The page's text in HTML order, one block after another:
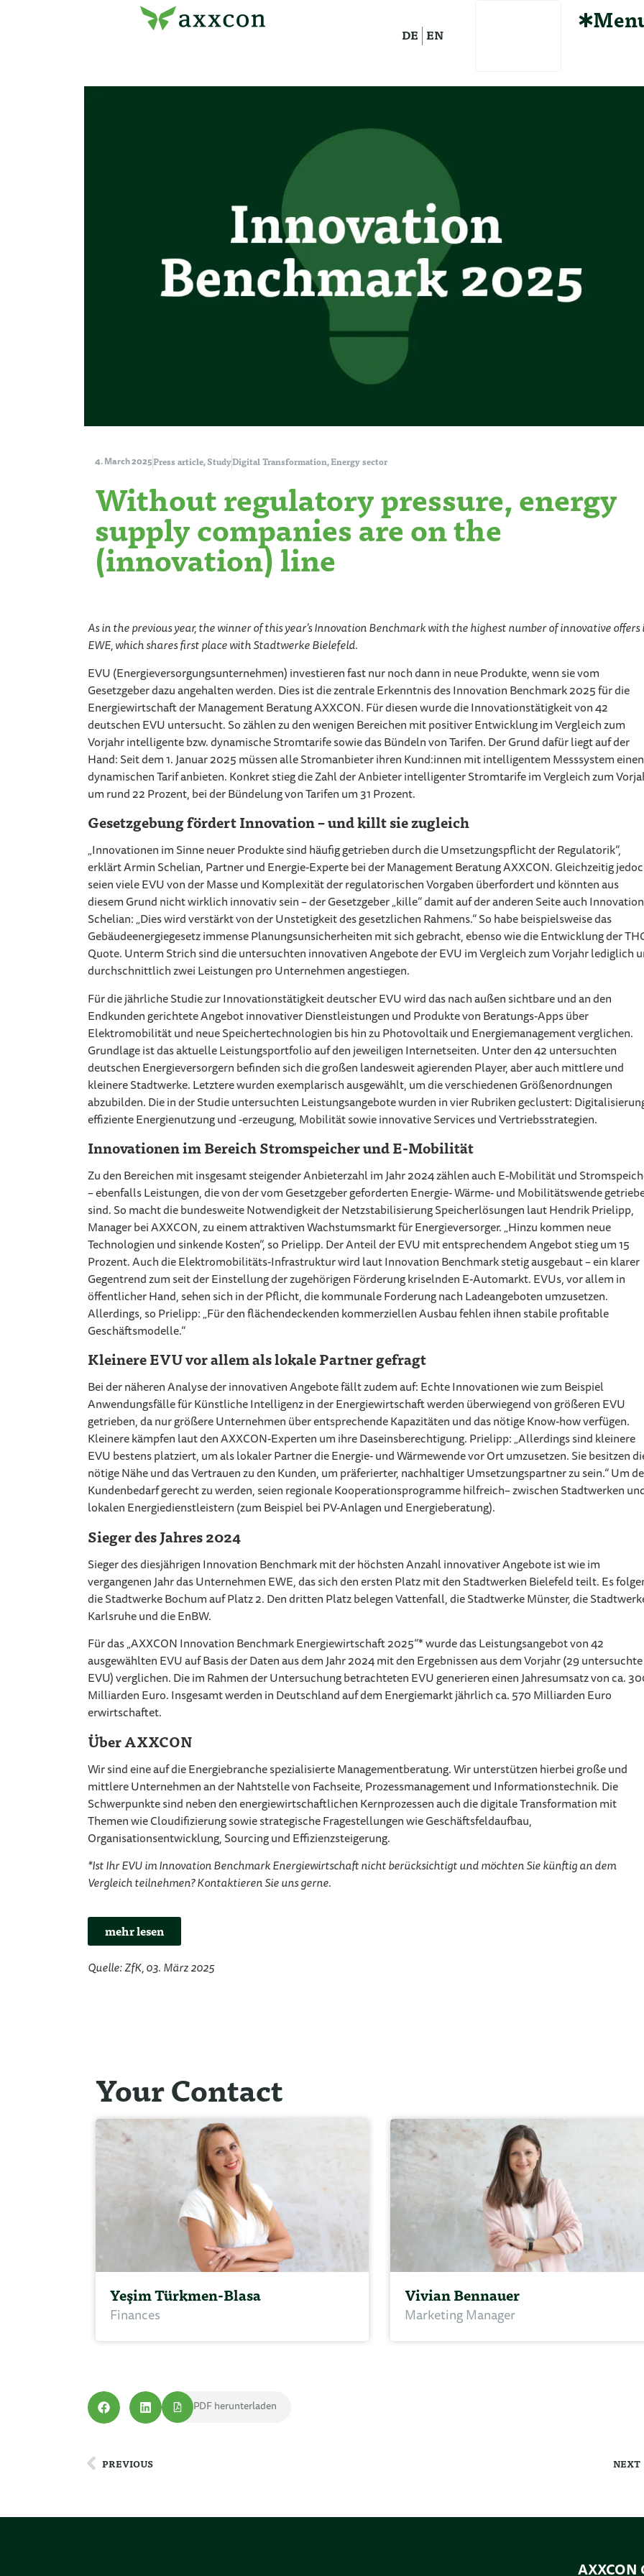
DE EN
4. March 2025Press article,StudyDigital Transformation,Energy sector
Without regulatory pressure, energy
supply companies are on the
(innovation) line
As in the previous year, the winner of this year’s Innovation Benchmark with the highest number of innovative offers
EWE, which shares first place with Stadtwerke Bielefeld.
EVU (Energieversorgungsunternehmen) investieren fast nur noch dann in neue Produkte, wenn sie vom
Gesetzgeber dazu angehalten werden. Dies ist die zentrale Erkenntnis des Innovation Benchmark 2025 für die
Energiewirtschaft der Management Beratung AXXCON. Für diesen wurde die Innovationstätigkeit von 42
deutschen EVU untersucht. So zählen zu den wenigen Bereichen mit positiver Entwicklung im Vergleich zum
Vorjahr intelligente bzw. dynamische Stromtarife sowie das Bündeln von Tarifen. Der Grund dafür liegt auf der
Hand: Seit dem 1. Januar 2025 müssen alle Stromanbieter ihren Kund:innen mit intelligentem Messsystem einen
dynamischen Tarif anbieten. Konkret stieg die Zahl der Anbieter intelligenter Stromtarife im Vergleich zum
um rund 22 Prozent, bei der Bündelung von Tarifen um 31 Prozent.
Gesetzgebung fördert Innovation – und killt sie zugleich
„Innovationen im Sinne neuer Produkte sind häufig getrieben durch die Umsetzungspflicht der Regulatorik“,
erklärt Armin Schelian, Partner und Energie-Experte bei der Management Beratung AXXCON. Gleichzeitig
seien viele EVU von der Masse und Komplexität der regulatorischen Vorgaben überfordert und könnten aus
diesem Grund nicht wirklich innovativ sein – der Gesetzgeber „kille“ damit auf der anderen Seite auch
Schelian: „Dies wird verstärkt von der Unstetigkeit des gesetzlichen Rahmens.“ So habe beispielsweise das
Gebäudeenergiegesetz immense Planungsunsicherheiten mit sich gebracht, ebenso wie die Entwicklung der
Quote. Unterm Strich sind die untersuchten innovativen Angebote der EVU im Vergleich zum Vorjahr lediglich
durchschnittlich zwei Leistungen pro Unternehmen angestiegen.
Für die jährliche Studie zur Innovationstätigkeit deutscher EVU wird das nach außen sichtbare und an den
Endkunden gerichtete Angebot innovativer Dienstleistungen und Produkte von Beratungs-Apps über
Elektromobilität und neue Speichertechnologien bis hin zu Photovoltaik und Energiemanagement verglichen.
Grundlage ist das aktuelle Leistungsportfolio auf den jeweiligen Internetseiten. Unter den 42 untersuchten
deutschen Energieversorgern befinden sich die großen landesweit agierenden Player, aber auch mittlere und
kleinere Stadtwerke. Letztere wurden exemplarisch ausgewählt, um die verschiedenen Größenordnungen
abzubilden. Die in der Studie untersuchten Leistungsangebote wurden in vier Rubriken geclustert:
effiziente Energienutzung und -erzeugung, Mobilität sowie innovative Services und Vertriebsstrategien.
Innovationen im Bereich Stromspeicher und E-Mobilität
Zu den Bereichen mit insgesamt steigender Anbieterzahl im Jahr 2024 zählen auch E-Mobilität und
– ebenfalls Leistungen, die von der vom Gesetzgeber geforderten Energie- Wärme- und Mobilitätswende
sind. So macht die bundesweite Notwendigkeit der Netzstabilisierung Speicherlösungen laut Hendrik Prielipp,
Manager bei AXXCON, zu einem attraktiven Wachstumsmarkt für Energieversorger. „Hinzu kommen neue
Technologien und sinkende Kosten“, so Prielipp. Der Anteil der EVU mit entsprechendem Angebot stieg um 15
Prozent. Auch die Elektromobilitäts-Infrastruktur wird laut Innovation Benchmark stetig ausgebaut – ein klarer
Gegentrend zum seit der Einstellung der zugehörigen Förderung kriselnden E-Automarkt. EVUs, vor allem in
öffentlicher Hand, sehen sich in der Pflicht, die kommunale Forderung nach Ladeangeboten umzusetzen.
Allerdings, so Prielipp: „Für den flächendeckenden kommerziellen Ausbau fehlen ihnen stabile profitable
Geschäftsmodelle.“
Kleinere EVU vor allem als lokale Partner gefragt
Bei der näheren Analyse der innovativen Angebote fällt zudem auf: Echte Innovationen wie zum Beispiel
Anwendungsfälle für Künstliche Intelligenz in der Energiewirtschaft werden überwiegend von größeren EVU
getrieben, da nur größere Unternehmen über entsprechende Kapazitäten und das nötige Know-how verfügen.
Kleinere kämpfen laut den AXXCON-Experten um ihre Daseinsberechtigung. Prielipp: „Allerdings sind kleinere
EVU bestens platziert, um als lokaler Partner die Energie- und Wärmewende vor Ort umzusetzen. Sie besitzen
nötige Nähe und das Vertrauen zu den Kunden, um präferierter, nachhaltiger Umsetzungspartner zu sein.“ Um
Kundenbedarf gerecht zu werden, seien regionale Kooperationsprogramme hilfreich– zwischen Stadtwerken
lokalen Energiedienstleistern (zum Beispiel bei PV-Anlagen und Energieberatung).
Sieger des Jahres 2024
Sieger des diesjährigen Innovation Benchmark mit der höchsten Anzahl innovativer Angebote ist wie im
vergangenen Jahr das Unternehmen EWE, das sich den ersten Platz mit den Stadtwerken Bielefeld teilt. Es
die Stadtwerke Bochum auf Platz 2. Den dritten Platz belegen Vattenfall, die Stadtwerke Münster, die
Karlsruhe und die EnBW.
Für das „AXXCON Innovation Benchmark Energiewirtschaft 2025“* wurde das Leistungsangebot von 42
ausgewählten EVU auf Basis der Daten aus dem Jahr 2024 mit den Ergebnissen aus dem Vorjahr (29 untersuchte
EVU) verglichen. Die im Rahmen der Untersuchung betrachteten EVU generieren einen Jahresumsatz von ca.
Milliarden Euro. Insgesamt werden in Deutschland auf dem Energiemarkt jährlich ca. 570 Milliarden Euro
erwirtschaftet.
Über AXXCON
Wir sind eine auf die Energiebranche spezialisierte Managementberatung. Wir unterstützen hierbei große und
mittlere Unternehmen an der Nahtstelle von Fachseite, Prozessmanagement und Informationstechnik. Die
Schwerpunkte sind neben den energiewirtschaftlichen Kernprozessen auch die digitale Transformation mit
Themen wie Cloudifizierung sowie strategische Fragestellungen wie Geschäftsfeldaufbau,
Organisationsentwicklung, Sourcing und Effizienzsteigerung.
*Ist Ihr EVU im Innovation Benchmark Energiewirtschaft nicht berücksichtigt und möchten Sie künftig an dem
Vergleich teilnehmen? Kontaktieren Sie uns gerne.
mehr lesen
Quelle: ZfK, 03. März 2025
Your Contact
Yeşim Türkmen-Blasa
Finances
Vivian Bennauer
Marketing Manager
PDF herunterladen
PREVIOUS NEXT
AXXCON